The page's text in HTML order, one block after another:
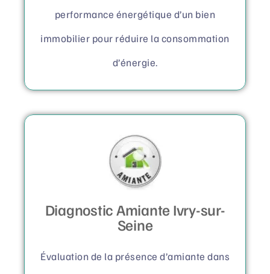
performance énergétique d’un bien
immobilier pour réduire la consommation
d’énergie.
Diagnostic Amiante Ivry-sur-
Seine
Évaluation de la présence d’amiante dans